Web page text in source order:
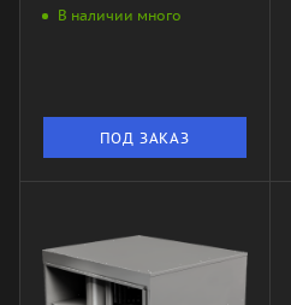
ZKSA 600х350-4L3
В наличии много
ПОД ЗАКАЗ